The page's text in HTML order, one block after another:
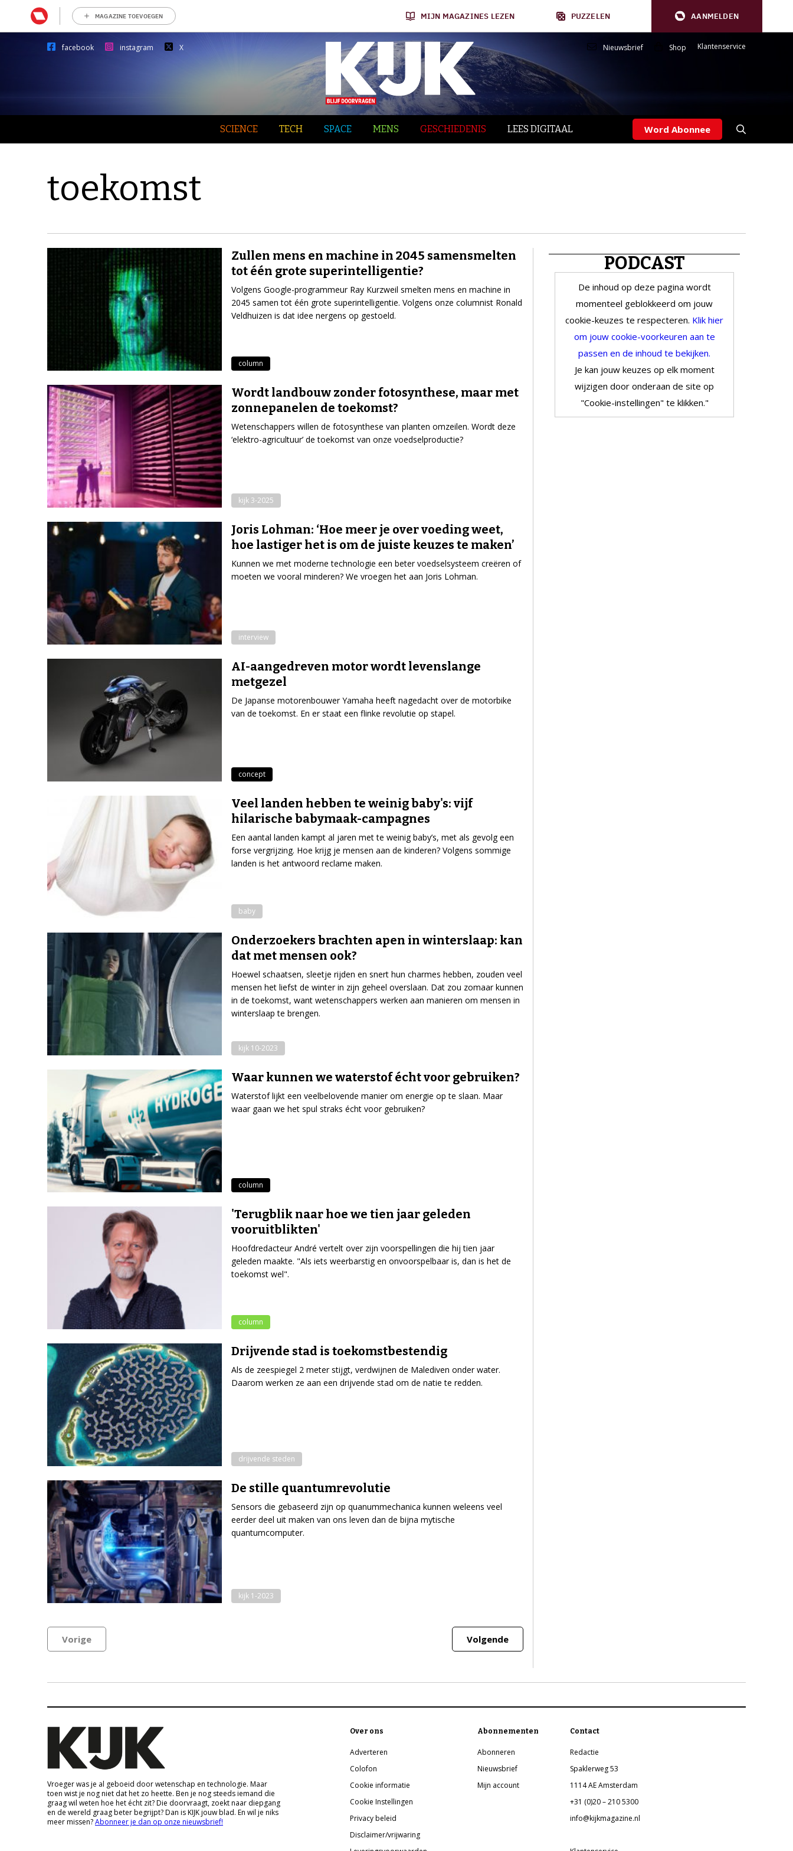
MAGAZINE TOEVOEGEN MIJN MAGAZINES LEZEN PUZZELEN AANMELDEN
facebook instagram X Nieuwsbrief Shop Klantenservice
SCIENCE TECH SPACE MENS GESCHIEDENIS LEES DIGITAAL Word Abonnee
toekomst
Zullen mens en machine in 2045 samensmelten
tot één grote superintelligentie?
Volgens Google-programmeur Ray Kurzweil smelten mens en machine in
2045 samen tot één grote superintelligentie. Volgens onze columnist Ronald
Veldhuizen is dat idee nergens op gestoeld.
column
Wordt landbouw zonder fotosynthese, maar met
zonnepanelen de toekomst?
Wetenschappers willen de fotosynthese van planten omzeilen. Wordt deze
‘elektro-agricultuur’ de toekomst van onze voedselproductie?
kijk 3-2025
Joris Lohman: ‘Hoe meer je over voeding weet,
hoe lastiger het is om de juiste keuzes te maken’
Kunnen we met moderne technologie een beter voedselsysteem creëren of
moeten we vooral minderen? We vroegen het aan Joris Lohman.
interview
AI-aangedreven motor wordt levenslange
metgezel
De Japanse motorenbouwer Yamaha heeft nagedacht over de motorbike
van de toekomst. En er staat een flinke revolutie op stapel.
concept
Veel landen hebben te weinig baby's: vijf
hilarische babymaak-campagnes
Een aantal landen kampt al jaren met te weinig baby’s, met als gevolg een
forse vergrijzing. Hoe krijg je mensen aan de kinderen? Volgens sommige
landen is het antwoord reclame maken.
baby
Onderzoekers brachten apen in winterslaap: kan
dat met mensen ook?
Hoewel schaatsen, sleetje rijden en snert hun charmes hebben, zouden veel
mensen het liefst de winter in zijn geheel overslaan. Dat zou zomaar kunnen
in de toekomst, want wetenschappers werken aan manieren om mensen in
winterslaap te brengen.
kijk 10-2023
Waar kunnen we waterstof écht voor gebruiken?
Waterstof lijkt een veelbelovende manier om energie op te slaan. Maar
waar gaan we het spul straks écht voor gebruiken?
column
'Terugblik naar hoe we tien jaar geleden
vooruitblikten'
Hoofdredacteur André vertelt over zijn voorspellingen die hij tien jaar
geleden maakte. "Als iets weerbarstig en onvoorspelbaar is, dan is het de
toekomst wel".
column
Drijvende stad is toekomstbestendig
Als de zeespiegel 2 meter stijgt, verdwijnen de Malediven onder water.
Daarom werken ze aan een drijvende stad om de natie te redden.
drijvende steden
De stille quantumrevolutie
Sensors die gebaseerd zijn op quanummechanica kunnen weleens veel
eerder deel uit maken van ons leven dan de bijna mytische
quantumcomputer.
kijk 1-2023
Vorige Volgende
PODCAST
De inhoud op deze pagina wordt
momenteel geblokkeerd om jouw
cookie-keuzes te respecteren. Klik hier
om jouw cookie-voorkeuren aan te
passen en de inhoud te bekijken.
Je kan jouw keuzes op elk moment
wijzigen door onderaan de site op
"Cookie-instellingen" te klikken."
Vroeger was je al geboeid door wetenschap en technologie. Maar
toen wist je nog niet dat het zo heette. Ben je nog steeds iemand die
graag wil weten hoe het écht zit? Die doorvraagt, zoekt naar diepgang
en de wereld graag beter begrijpt? Dan is KIJK jouw blad. En wil je niks
meer missen?Abonneer je dan op onze nieuwsbrief!
Over ons
Adverteren
Colofon
Cookie informatie
Cookie Instellingen
Privacy beleid
Disclaimer/vrijwaring
Abonnementen
Abonneren
Nieuwsbrief
Mijn account
Contact
Redactie
Spaklerweg 53
1114 AE Amsterdam
+31 (0)20 – 210 5300
info@kijkmagazine.nl